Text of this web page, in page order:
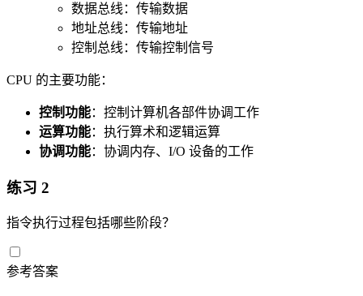
数据总线：传输数据
地址总线：传输地址
控制总线：传输控制信号
CPU 的主要功能：
控制功能：控制计算机各部件协调工作
运算功能：执行算术和逻辑运算
协调功能：协调内存、I/O 设备的工作
练习 2
指令执行过程包括哪些阶段？
参考答案